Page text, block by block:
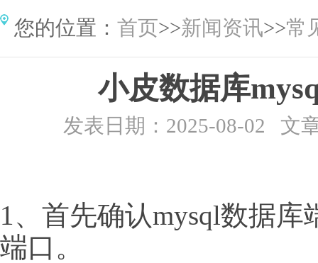
您的位置： 首页>>新闻资讯>>常
小皮数据库
发表日期：2025-08-02 文
1、首先确认mysql数据
端口。